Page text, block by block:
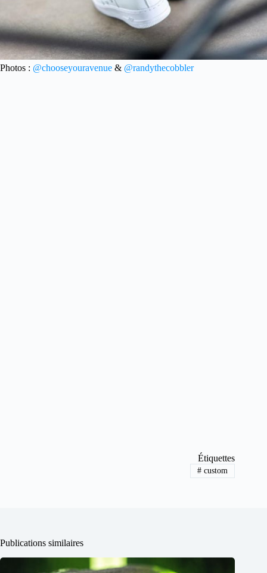
Photos : @chooseyouravenue & @randythecobbler
Étiquettes
# custom
Publications similaires